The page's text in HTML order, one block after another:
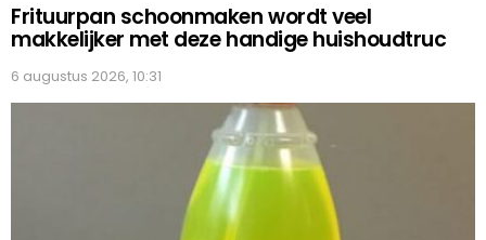
Frituurpan schoonmaken wordt veel
makkelijker met deze handige huishoudtruc
6 augustus 2026, 10:31